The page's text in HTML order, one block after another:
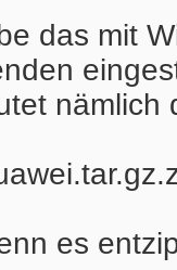
das mit
nämlich
es